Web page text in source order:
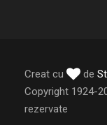
Creat cu de
Copyright 1924-
rezervate